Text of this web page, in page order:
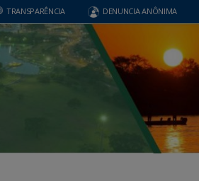
TRANSPARÊNCIA DENUNCIA ANÔNIMA